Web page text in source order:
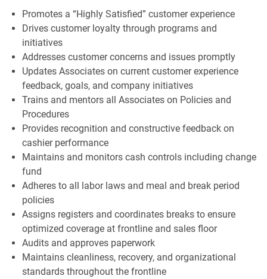
Promotes a “Highly Satisfied” customer experience
Drives customer loyalty through programs and
initiatives
Addresses customer concerns and issues promptly
Updates Associates on current customer experience
feedback, goals, and company initiatives
Trains and mentors all Associates on Policies and
Procedures
Provides recognition and constructive feedback on
cashier performance
Maintains and monitors cash controls including change
fund
Adheres to all labor laws and meal and break period
policies
Assigns registers and coordinates breaks to ensure
optimized coverage at frontline and sales floor
Audits and approves paperwork
Maintains cleanliness, recovery, and organizational
standards throughout the frontline